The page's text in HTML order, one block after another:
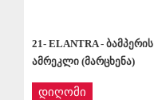
21- ELANTRA - ბამპერის
ამრეკლი (მარცხენა)
დიღომი